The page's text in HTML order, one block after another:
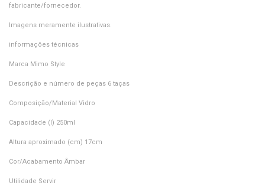
fabricante/fornecedor.
Imagens meramente ilustrativas.
informações técnicas
Marca Mimo Style
Descrição e número de peças 6 taças
Composição/Material Vidro
Capacidade (l) 250ml
Altura aproximado (cm) 17cm
Cor/Acabamento Âmbar
Utilidade Servir